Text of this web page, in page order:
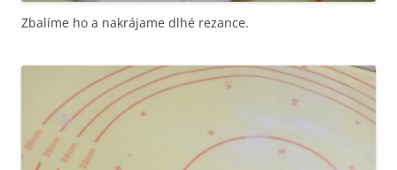
Zbalíme ho a nakrájame dlhé rezance.